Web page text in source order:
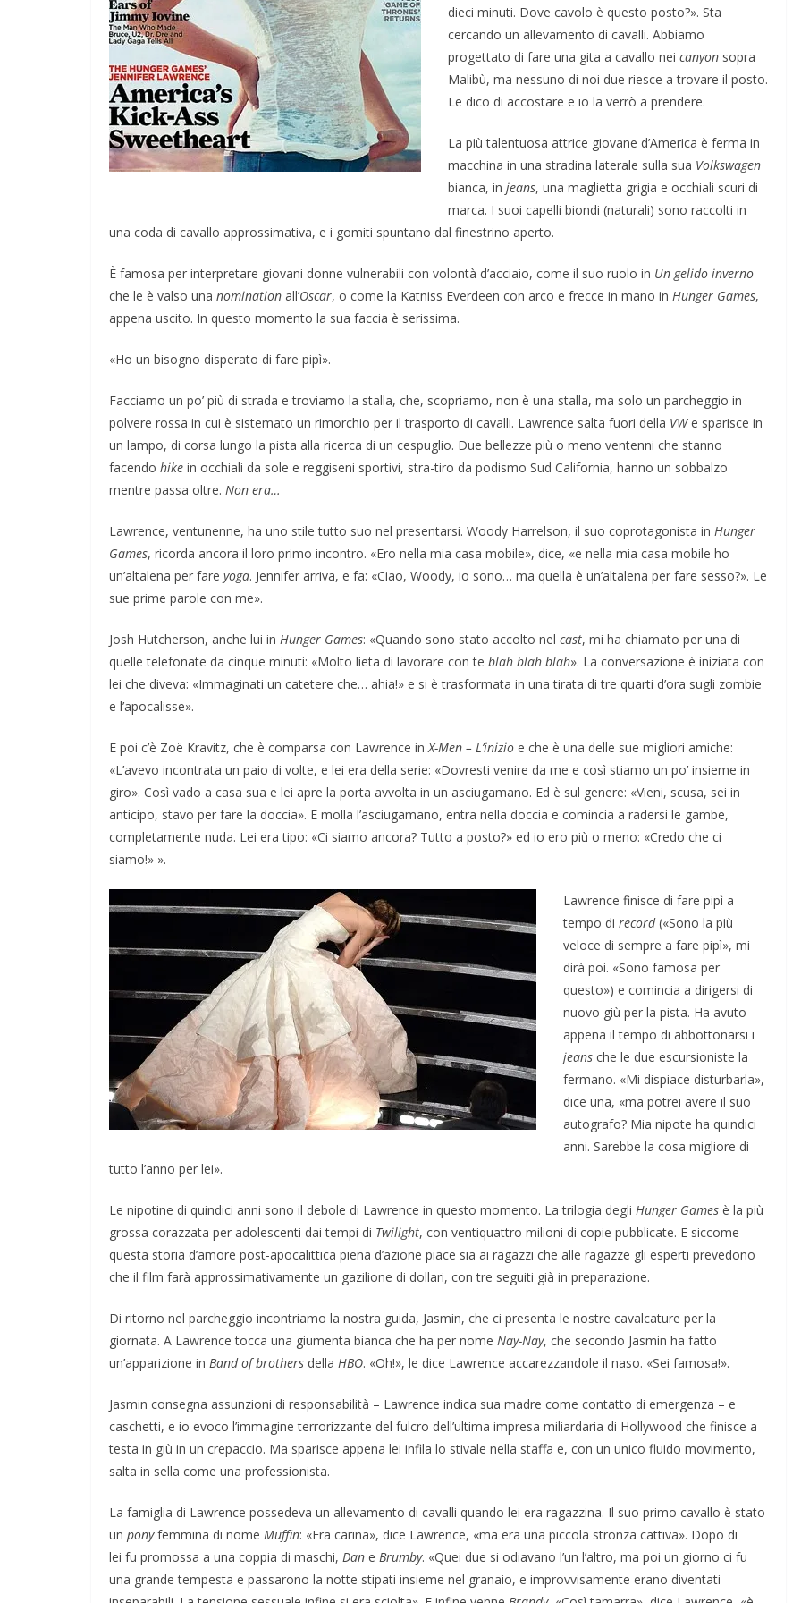
dieci minuti. Dove cavolo è questo posto?». Sta
cercando un allevamento di cavalli. Abbiamo
progettato di fare una gita a cavallo nei canyon sopra
Malibù, ma nessuno di noi due riesce a trovare il posto.
Le dico di accostare e io la verrò a prendere.
La più talentuosa attrice giovane d’America è ferma in
macchina in una stradina laterale sulla sua Volkswagen
bianca, in jeans, una maglietta grigia e occhiali scuri di
marca. I suoi capelli biondi (naturali) sono raccolti in
una coda di cavallo approssimativa, e i gomiti spuntano dal finestrino aperto.
È famosa per interpretare giovani donne vulnerabili con volontà d’acciaio, come il suo ruolo in Un gelido inverno
che le è valso una nomination all’Oscar, o come la Katniss Everdeen con arco e frecce in mano in Hunger Games,
appena uscito. In questo momento la sua faccia è serissima.
«Ho un bisogno disperato di fare pipì».
Facciamo un po’ più di strada e troviamo la stalla, che, scopriamo, non è una stalla, ma solo un parcheggio in
polvere rossa in cui è sistemato un rimorchio per il trasporto di cavalli. Lawrence salta fuori della VWe sparisce in
un lampo, di corsa lungo la pista alla ricerca di un cespuglio. Due bellezze più o meno ventenni che stanno
facendo hike in occhiali da sole e reggiseni sportivi, stra-tiro da podismo Sud California, hanno un sobbalzo
mentre passa oltre. Non era…
Lawrence, ventunenne, ha uno stile tutto suo nel presentarsi. Woody Harrelson, il suo coprotagonista in Hunger
Games, ricorda ancora il loro primo incontro. «Ero nella mia casa mobile», dice, «e nella mia casa mobile ho
un’altalena per fare yoga. Jennifer arriva, e fa: «Ciao, Woody, io sono… ma quella è un’altalena per fare sesso?». Le
sue prime parole con me».
Josh Hutcherson, anche lui in Hunger Games: «Quando sono stato accolto nel cast, mi ha chiamato per una di
quelle telefonate da cinque minuti: «Molto lieta di lavorare con te blah blah blah». La conversazione è iniziata con
lei che diveva: «Immaginati un catetere che… ahia!» e si è trasformata in una tirata di tre quarti d’ora sugli zombie
e l’apocalisse».
E poi c’è Zoë Kravitz, che è comparsa con Lawrence in X-Men – L’inizio e che è una delle sue migliori amiche:
«L’avevo incontrata un paio di volte, e lei era della serie: «Dovresti venire da me e così stiamo un po’ insieme in
giro». Così vado a casa sua e lei apre la porta avvolta in un asciugamano. Ed è sul genere: «Vieni, scusa, sei in
anticipo, stavo per fare la doccia». E molla l’asciugamano, entra nella doccia e comincia a radersi le gambe,
completamente nuda. Lei era tipo: «Ci siamo ancora? Tutto a posto?» ed io ero più o meno: «Credo che ci
siamo!» ».
Lawrence finisce di fare pipì a
tempo di record(«Sono la più
veloce di sempre a fare pipì», mi
dirà poi. «Sono famosa per
questo») e comincia a dirigersi di
nuovo giù per la pista. Ha avuto
appena il tempo di abbottonarsi i
jeans che le due escursioniste la
fermano. «Mi dispiace disturbarla»,
dice una, «ma potrei avere il suo
autografo? Mia nipote ha quindici
anni. Sarebbe la cosa migliore di
tutto l’anno per lei».
Le nipotine di quindici anni sono il debole di Lawrence in questo momento. La trilogia degli Hunger Games è la più
grossa corazzata per adolescenti dai tempi di Twilight, con ventiquattro milioni di copie pubblicate. E siccome
questa storia d’amore post-apocalittica piena d’azione piace sia ai ragazzi che alle ragazze gli esperti prevedono
che il film farà approssimativamente un gazilione di dollari, con tre seguiti già in preparazione.
Di ritorno nel parcheggio incontriamo la nostra guida, Jasmin, che ci presenta le nostre cavalcature per la
giornata. A Lawrence tocca una giumenta bianca che ha per nome Nay-Nay, che secondo Jasmin ha fatto
un’apparizione in Band of brothers della HBO. «Oh!», le dice Lawrence accarezzandole il naso. «Sei famosa!».
Jasmin consegna assunzioni di responsabilità – Lawrence indica sua madre come contatto di emergenza – e
caschetti, e io evoco l’immagine terrorizzante del fulcro dell’ultima impresa miliardaria di Hollywood che finisce a
testa in giù in un crepaccio. Ma sparisce appena lei infila lo stivale nella staffa e, con un unico fluido movimento,
salta in sella come una professionista.
La famiglia di Lawrence possedeva un allevamento di cavalli quando lei era ragazzina. Il suo primo cavallo è stato
un ponyfemmina di nome Muffin: «Era carina», dice Lawrence, «ma era una piccola stronza cattiva». Dopo di
lei fu promossa a una coppia di maschi, Dan e Brumby. «Quei due si odiavano l’un l’altro, ma poi un giorno ci fu
una grande tempesta e passarono la notte stipati insieme nel granaio, e improvvisamente erano diventati